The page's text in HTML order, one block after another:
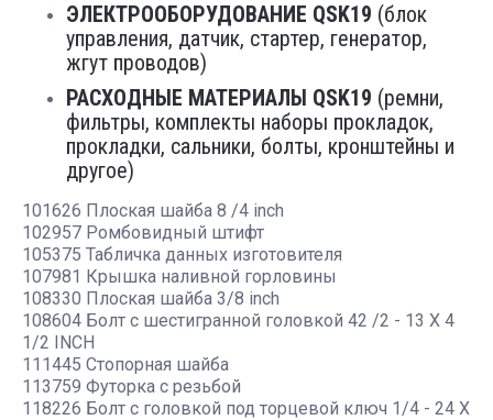
ЭЛЕКТРООБОРУДОВАНИЕ QSK19 (блок
управления, датчик, стартер, генератор,
жгут проводов)
РАСХОДНЫЕ МАТЕРИАЛЫ QSK19 (ремни,
фильтры, комплекты наборы прокладок,
прокладки, сальники, болты, кронштейны и
другое)
101626 Плоская шайба 8 /4 inch
102957 Ромбовидный штифт
105375 Табличка данных изготовителя
107981 Крышка наливной горловины
108330 Плоская шайба 3/8 inch
108604 Болт с шестигранной головкой 42 /2 - 13 X 4
1/2 INCH
111445 Стопорная шайба
113759 Футорка с резьбой
118226 Болт с головкой под торцевой ключ 1/4 - 24 X